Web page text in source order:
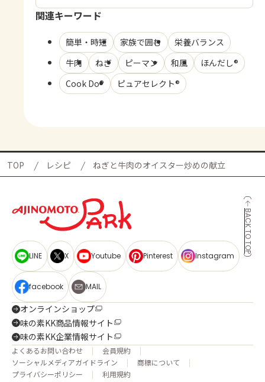
関連キーワード
簡単・時短 家族で囲む
栄養バランス
牛肉
ねぎ ピーマン 和風
ほんだし®
Cook Do®
ピュアセレクト®
TOP レシピ ねぎと牛肉のオイスター炒めの献立
BACK TO TOP
LINE X Youtube Pinterest Instagram
facebook MAIL
オンラインショップ
味の素KK商品情報サイト
味の素KK企業情報サイト
よくあるお問い合わせ
会員規約
ソーシャルメディアガイドライン
商標について
プライバシーポリシー
利用規約